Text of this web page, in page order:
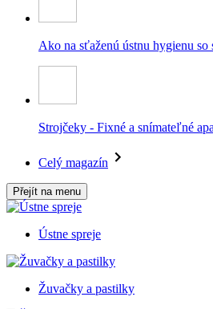
Ako na sťaženú ústnu hygienu so
Strojčeky - Fixné a snímateľné
Celý magazín
Přejít na menu
Ústne spreje
Žuvačky a pastilky